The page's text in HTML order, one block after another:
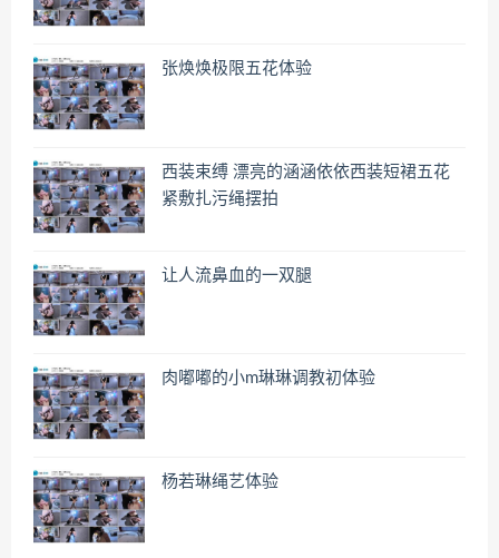
张焕焕极限五花体验
西装束缚 漂亮的涵涵依依西装短裙五花
紧敷扎污绳摆拍
让人流鼻血的一双腿
肉嘟嘟的小m琳琳调教初体验
杨若琳绳艺体验